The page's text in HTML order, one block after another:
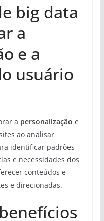
big data
a
e a
usuário
a personalização e
ao analisar
identificar padrões
e necessidades dos
conteúdos e
e direcionadas.